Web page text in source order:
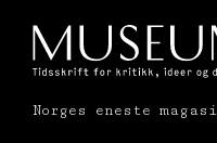
Norges eneste